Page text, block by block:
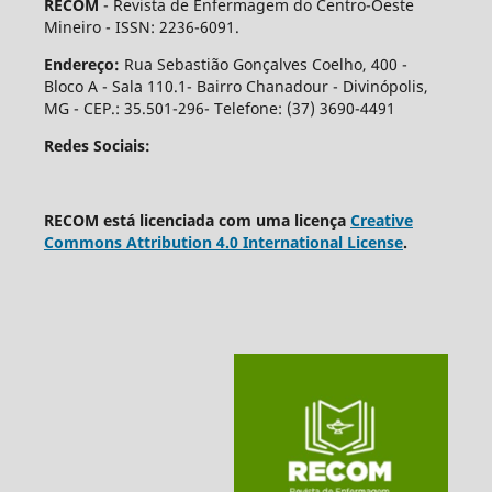
RECOM - Revista de Enfermagem do Centro-Oeste
Mineiro - ISSN: 2236-6091.
Endereço: Rua Sebastião Gonçalves Coelho, 400 -
Bloco A - Sala 110.1- Bairro Chanadour - Divinópolis,
MG - CEP.: 35.501-296- Telefone: (37) 3690-4491
Redes Sociais:
RECOM está licenciada com uma licença Creative
Commons Attribution 4.0 International License.